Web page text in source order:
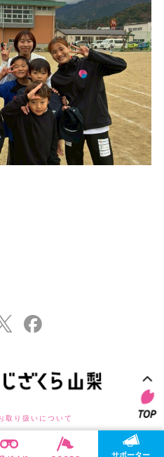
取り扱いについて
. ALL RIGHTS RESERVED.
サポーター